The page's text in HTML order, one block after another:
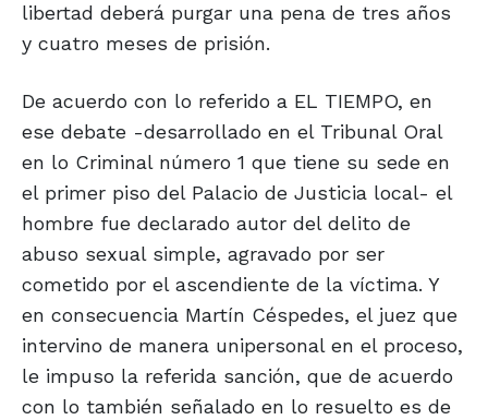
libertad deberá purgar una pena de tres años
y cuatro meses de prisión.
De acuerdo con lo referido a EL TIEMPO, en
ese debate -desarrollado en el Tribunal Oral
en lo Criminal número 1 que tiene su sede en
el primer piso del Palacio de Justicia local- el
hombre fue declarado autor del delito de
abuso sexual simple, agravado por ser
cometido por el ascendiente de la víctima. Y
en consecuencia Martín Céspedes, el juez que
intervino de manera unipersonal en el proceso,
le impuso la referida sanción, que de acuerdo
con lo también señalado en lo resuelto es de